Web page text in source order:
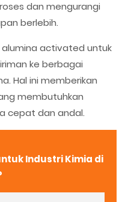
dan mengurangi
berlebih.
activated untuk
ke berbagai
Hal ini memberikan
membutuhkan
cepat dan andal.
Industri Kimia di